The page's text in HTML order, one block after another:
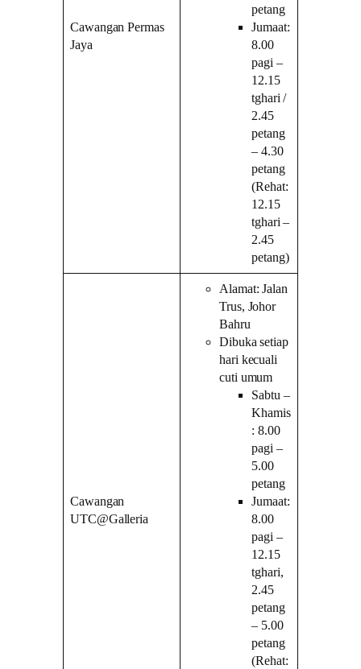
Cawangan Permas
Jaya
petang
Jumaat:
8.00
pagi –
12.15
tghari /
2.45
petang
– 4.30
petang
(Rehat:
12.15
tghari –
2.45
petang)
Cawangan
UTC@Galleria
Alamat: Jalan
Trus, Johor
Bahru
Dibuka setiap
hari kecuali
cuti umum
Sabtu –
Khamis
: 8.00
pagi –
5.00
petang
Jumaat:
8.00
pagi –
12.15
tghari,
2.45
petang
– 5.00
petang
(Rehat: